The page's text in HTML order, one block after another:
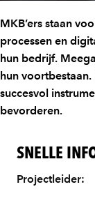
MKB’ers staan
processen en
hun bedrijf.
hun
succesvol
bevorderen.
SNELLE
Projectleider: